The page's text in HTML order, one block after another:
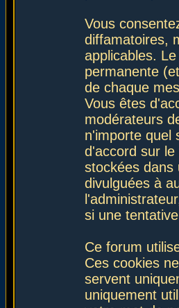
Vous
diffamatoires,
applicables.
permanente
de chaque
Vous êtes
modérateurs
n'importe quel
d'accord sur
stockées dans
divulguées à
si une
Ce forum
Ces cookies
servent
uniquement